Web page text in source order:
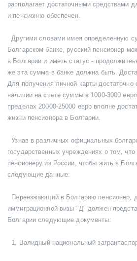
располагает достаточными средствами
и пенсионно обеспечен.
Другими словами имея определенную
Болгарском банке, русский пенсионер
в Болгарии и иметь статус -
же эта сумма в банке должна быть.
Для получения личной карты достаточно
наличии на счете суммы в 1000-3000
пределах 20000-25000 евро вполне
жизни пенсионера в Болгарии.
Узнав в различных официальных
государственных учреждениях о том,
пенсионеру из России, чтобы жить в
следующие данные:
Переезжающий в Болгарию пенсионер,
иммиграционной визы "Д" должен
Болгарии следующие документы:
1. Валидный национальный